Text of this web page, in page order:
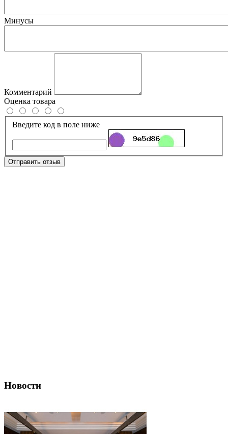
Минусы
Комментарий
Оценка товара
Введите код в поле ниже
Отправить отзыв
Новости